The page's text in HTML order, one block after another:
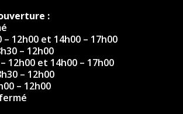
:
– 12h00 et 14h00 – 17h00
– 12h00
12h00 et 14h00 – 17h00
– 12h00
– 12h00